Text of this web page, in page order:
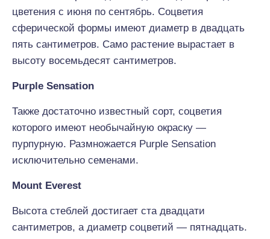
цветения с июня по сентябрь. Соцветия
сферической формы имеют диаметр в двадцать
пять сантиметров. Само растение вырастает в
высоту восемьдесят сантиметров.
Purple Sensation
Также достаточно известный сорт, соцветия
которого имеют необычайную окраску —
пурпурную. Размножается Purple Sensation
исключительно семенами.
Mount Everest
Высота стеблей достигает ста двадцати
сантиметров, а диаметр соцветий — пятнадцать.